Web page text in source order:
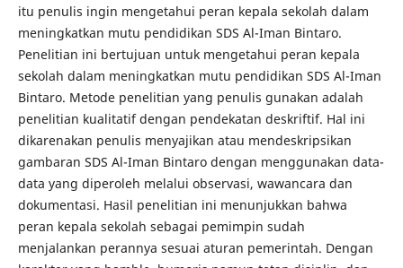
itu penulis ingin mengetahui peran kepala sekolah dalam
meningkatkan mutu pendidikan SDS Al-Iman Bintaro.
Penelitian ini bertujuan untuk mengetahui peran kepala
sekolah dalam meningkatkan mutu pendidikan SDS Al-Iman
Bintaro. Metode penelitian yang penulis gunakan adalah
penelitian kualitatif dengan pendekatan deskriftif. Hal ini
dikarenakan penulis menyajikan atau mendeskripsikan
gambaran SDS Al-Iman Bintaro dengan menggunakan data-
data yang diperoleh melalui observasi, wawancara dan
dokumentasi. Hasil penelitian ini menunjukkan bahwa
peran kepala sekolah sebagai pemimpin sudah
menjalankan perannya sesuai aturan pemerintah. Dengan